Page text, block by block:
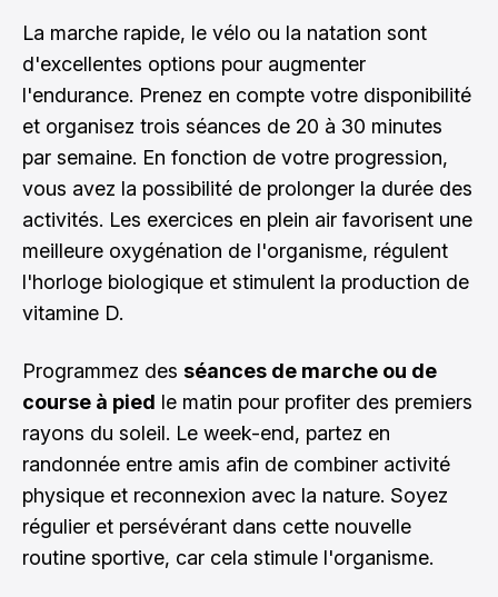
La marche rapide, le vélo ou la natation sont
d'excellentes options pour augmenter
l'endurance. Prenez en compte votre disponibilité
et organisez trois séances de 20 à 30 minutes
par semaine. En fonction de votre progression,
vous avez la possibilité de prolonger la durée des
activités. Les exercices en plein air favorisent une
meilleure oxygénation de l'organisme, régulent
l'horloge biologique et stimulent la production de
vitamine D.
Programmez des séances de marche ou de
course à pied le matin pour profiter des premiers
rayons du soleil. Le week-end, partez en
randonnée entre amis afin de combiner activité
physique et reconnexion avec la nature. Soyez
régulier et persévérant dans cette nouvelle
routine sportive, car cela stimule l'organisme.